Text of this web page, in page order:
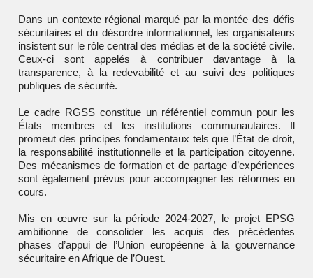
Dans un contexte régional marqué par la montée des défis
sécuritaires et du désordre informationnel, les organisateurs
insistent sur le rôle central des médias et de la société civile.
Ceux-ci sont appelés à contribuer davantage à la
transparence, à la redevabilité et au suivi des politiques
publiques de sécurité.
Le cadre RGSS constitue un référentiel commun pour les
États membres et les institutions communautaires. Il
promeut des principes fondamentaux tels que l’État de droit,
la responsabilité institutionnelle et la participation citoyenne.
Des mécanismes de formation et de partage d’expériences
sont également prévus pour accompagner les réformes en
cours.
Mis en œuvre sur la période 2024-2027, le projet EPSG
ambitionne de consolider les acquis des précédentes
phases d’appui de l’Union européenne à la gouvernance
sécuritaire en Afrique de l’Ouest.